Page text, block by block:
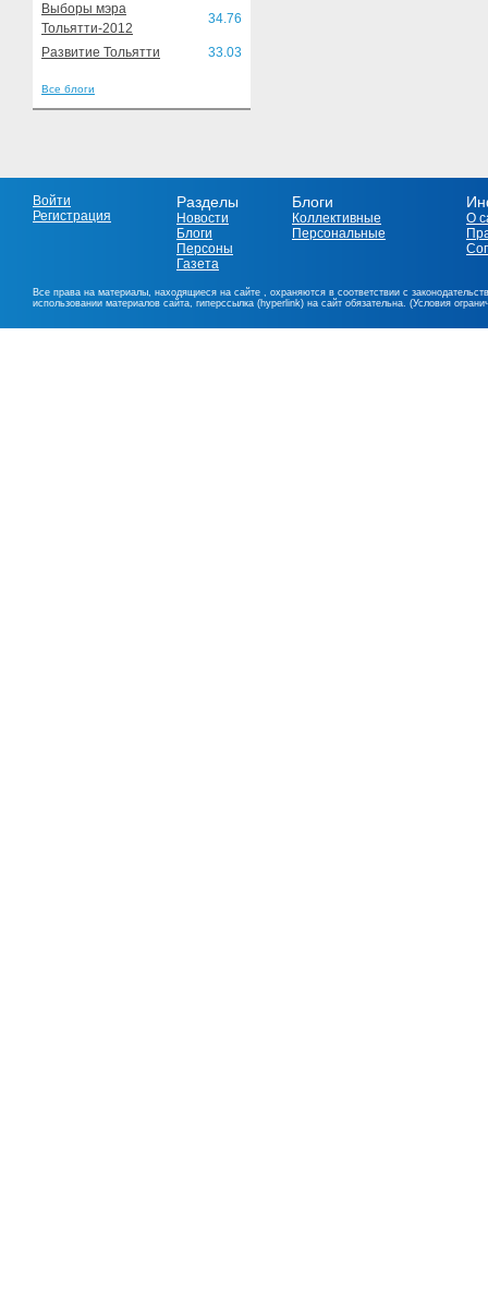
Выборы мэра
Тольятти-2012
34.76
Развитие Тольятти 33.03
Все блоги
Войти
Регистрация
Разделы
Новости
Блоги
Персоны
Газета
Блоги
Коллективные
Персональные
О
Все права на материалы, находящиеся на сайте , охраняются в соответствии с
использовании материалов сайта, гиперссылка (hyperlink) на сайт обязательна. (Условия